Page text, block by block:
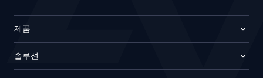
제품
솔루션